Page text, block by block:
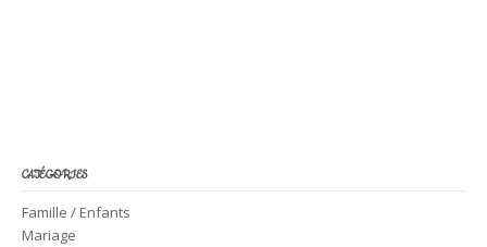
CATÉGORIES
Famille / Enfants
Mariage